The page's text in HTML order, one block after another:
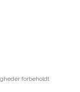
forbeholdt